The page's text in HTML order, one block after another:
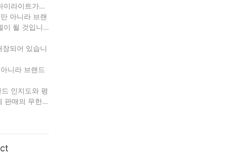
라이트가되
아니라 브랜
이 될 것입니
되어 있습니
니라 브랜드
인지도와 평
판매의 무한한